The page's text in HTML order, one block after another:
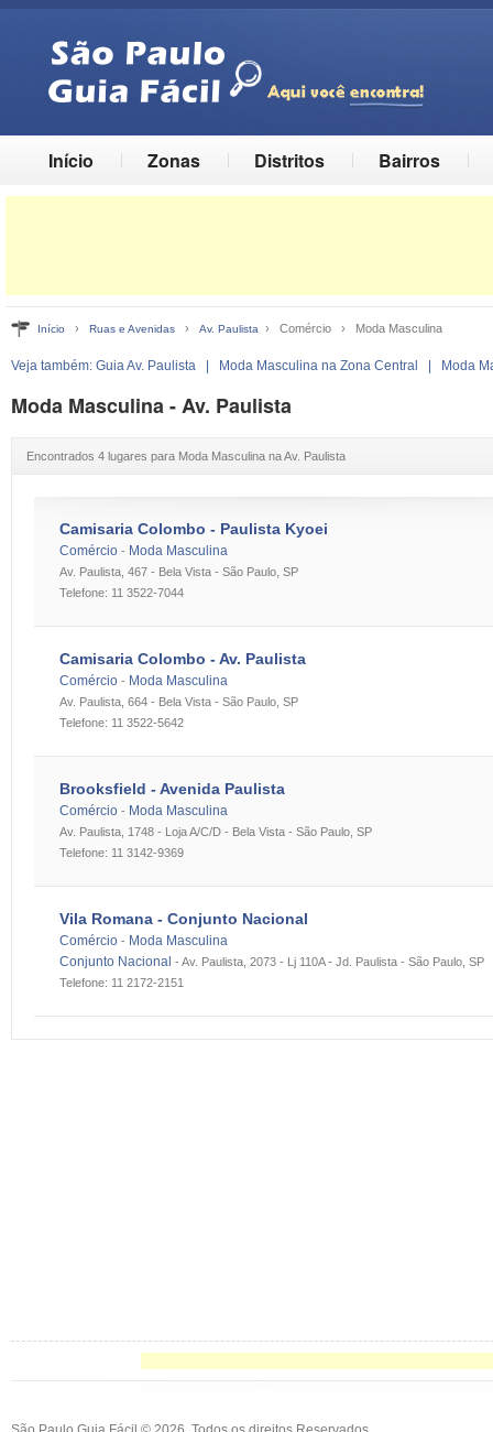
Início Zonas Distritos Bairros
Início › Ruas e Avenidas › Av. Paulista › Comércio › Moda Masculina
Veja também: Guia Av. Paulista Moda Masculina na Zona Central Moda
Moda Masculina - Av. Paulista
Encontrados 4 lugares para Moda Masculina na Av. Paulista
Camisaria Colombo - Paulista Kyoei
Comércio - Moda Masculina
Av. Paulista, 467 - Bela Vista - São Paulo, SP
Telefone: 11 3522-7044
Camisaria Colombo - Av. Paulista
Comércio - Moda Masculina
Av. Paulista, 664 - Bela Vista - São Paulo, SP
Telefone: 11 3522-5642
Brooksfield - Avenida Paulista
Comércio - Moda Masculina
Av. Paulista, 1748 - Loja A/C/D - Bela Vista - São Paulo, SP
Telefone: 11 3142-9369
Vila Romana - Conjunto Nacional
Comércio - Moda Masculina
Conjunto Nacional - Av. Paulista, 2073 - Lj 110A - Jd. Paulista - São Paulo, SP
Telefone: 11 2172-2151